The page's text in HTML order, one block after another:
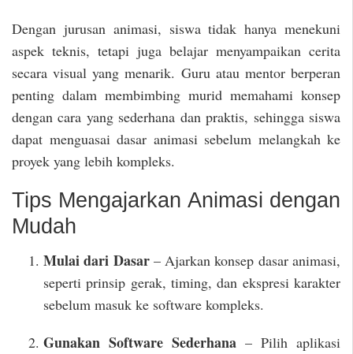
Dengan jurusan animasi, siswa tidak hanya menekuni
aspek teknis, tetapi juga belajar menyampaikan cerita
secara visual yang menarik. Guru atau mentor berperan
penting dalam membimbing murid memahami konsep
dengan cara yang sederhana dan praktis, sehingga siswa
dapat menguasai dasar animasi sebelum melangkah ke
proyek yang lebih kompleks.
Tips Mengajarkan Animasi dengan
Mudah
Mulai dari Dasar– Ajarkan konsep dasar animasi,
seperti prinsip gerak, timing, dan ekspresi karakter
sebelum masuk ke software kompleks.
Gunakan Software Sederhana – Pilih aplikasi